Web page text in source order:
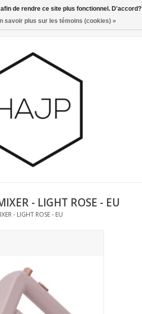
0 Articles - €0,00
- LIGHT ROSE - EU
- LIGHT ROSE - EU
de rendre ce site plus fonctionnel. D'accord?
savoir plus sur les témoins (cookies) »